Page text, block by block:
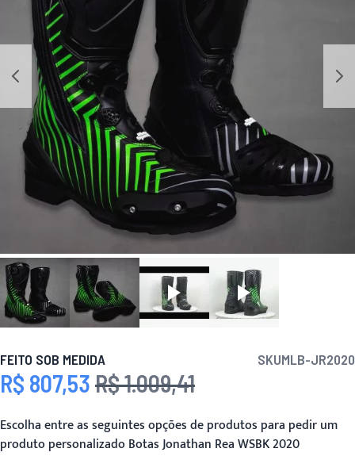
FEITO SOB MEDIDA SKUMLB-JR2020
Preço Especial
R$ 807,53 Preço
R$ 1.009,41
Escolha entre as seguintes opções de produtos para pedir um
produto personalizado Botas Jonathan Rea WSBK 2020